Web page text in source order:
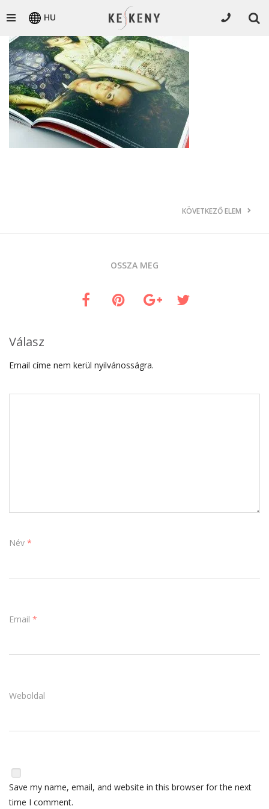
HU
KÖVETKEZŐ ELEM
OSSZA MEG
Válasz
Email címe nem kerül nyilvánosságra.
Név *
Email *
Weboldal
Save my name, email, and website in this browser for the next
time I comment.